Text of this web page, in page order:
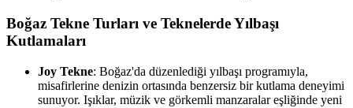
Boğaz Tekne Turları ve Teknelerde Yılbaşı
Kutlamaları
Joy Tekne: Boğaz'da düzenlediği yılbaşı programıyla,
misafirlerine denizin ortasında benzersiz bir kutlama deneyimi
sunuyor. Işıklar, müzik ve görkemli manzaralar eşliğinde yeni